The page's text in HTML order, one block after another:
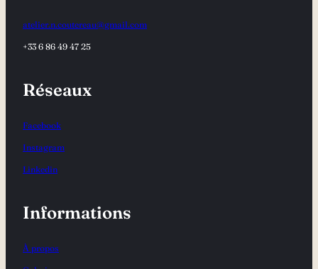
atelier.n.coutereau@gmail.com
+33 6 86 49 47 25
Réseaux
Facebook
Instagram
Linkedin
Informations
À propos